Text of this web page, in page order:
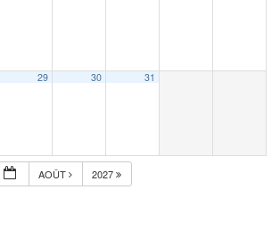
29 30 31
AOÛT 2027